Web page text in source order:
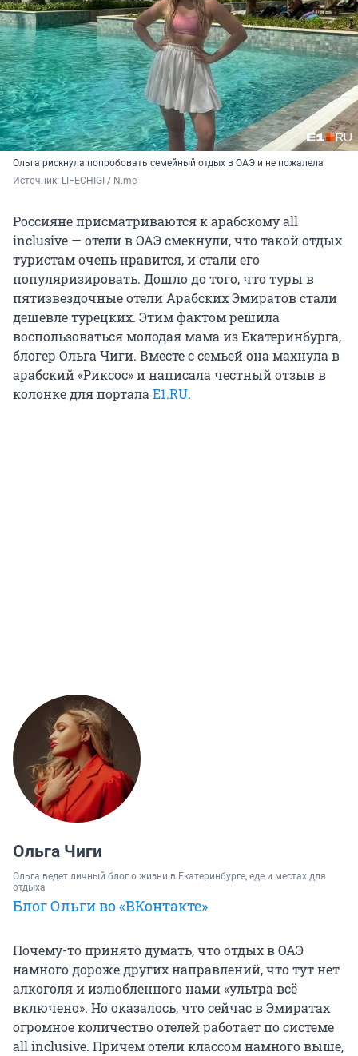
Ольга рискнула попробовать семейный отдых в ОАЭ и не пожалела
Источник: LIFECHIGI / N.me
Россияне присматриваются к арабскому all
inclusive — отели в ОАЭ смекнули, что такой отдых
туристам очень нравится, и стали его
популяризировать. Дошло до того, что туры в
пятизвездочные отели Арабских Эмиратов стали
дешевле турецких. Этим фактом решила
воспользоваться молодая мама из Екатеринбурга,
блогер Ольга Чиги. Вместе с семьей она махнула в
арабский «Риксос» и написала честный отзыв в
колонке для портала Е1.RU.
Ольга Чиги
Ольга ведет личный блог о жизни в Екатеринбурге, еде и местах для
отдыха
Блог Ольги во «ВКонтакте»
Почему-то принято думать, что отдых в ОАЭ
намного дороже других направлений, что тут нет
алкоголя и излюбленного нами «ультра всё
включено». Но оказалось, что сейчас в Эмиратах
огромное количество отелей работает по системе
all inclusive. Причем отели классом намного выше,